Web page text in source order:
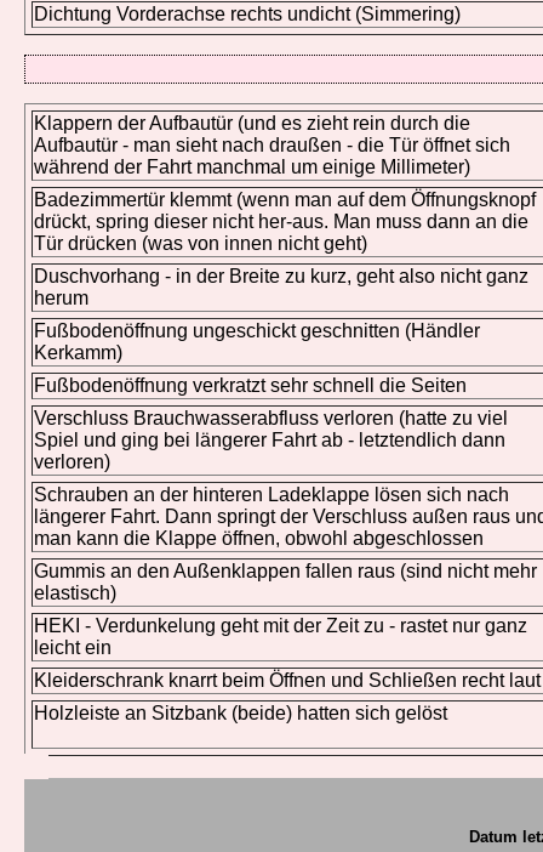
Dichtung Vorderachse rechts undicht (Simmering)
Klappern der Aufbautür (und es zieht rein durch die
Aufbautür - man sieht nach draußen - die Tür öffnet sich
während der Fahrt manchmal um einige Millimeter)
Badezimmertür klemmt (wenn man auf dem Öffnungsknopf
drückt, spring dieser nicht her-aus. Man muss dann an die
Tür drücken (was von innen nicht geht)
Duschvorhang - in der Breite zu kurz, geht also nicht ganz
herum
Fußbodenöffnung ungeschickt geschnitten (Händler
Kerkamm)
Fußbodenöffnung verkratzt sehr schnell die Seiten
Verschluss Brauchwasserabfluss verloren (hatte zu viel
Spiel und ging bei längerer Fahrt ab - letztendlich dann
verloren)
Schrauben an der hinteren Ladeklappe lösen sich nach
längerer Fahrt. Dann springt der Verschluss außen raus
man kann die Klappe öffnen, obwohl abgeschlossen
Gummis an den Außenklappen fallen raus (sind nicht mehr
elastisch)
HEKI - Verdunkelung geht mit der Zeit zu - rastet nur ganz
leicht ein
Kleiderschrank knarrt beim Öffnen und Schließen recht laut
Holzleiste an Sitzbank (beide) hatten sich gelöst
Datum